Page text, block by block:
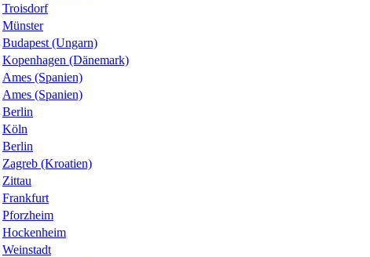
Troisdorf
Münster
Budapest (Ungarn)
Kopenhagen (Dänemark)
Ames (Spanien)
Ames (Spanien)
Berlin
Köln
Berlin
Zagreb (Kroatien)
Zittau
Frankfurt
Pforzheim
Hockenheim
Weinstadt